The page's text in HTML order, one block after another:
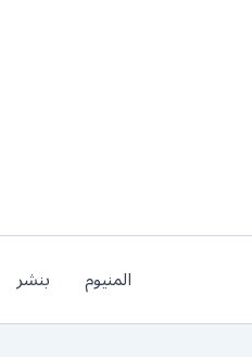
المنيوم بنشر